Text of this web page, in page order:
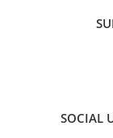
Boltari din beton
SOCIAL